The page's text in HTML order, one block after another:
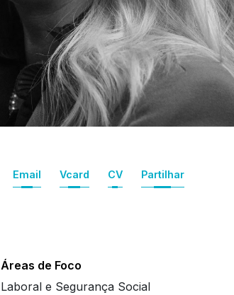
Email Vcard CV Partilhar
Áreas de Foco
Laboral e Segurança Social